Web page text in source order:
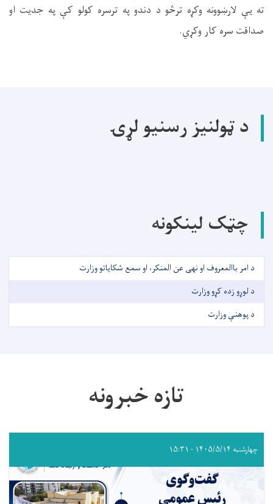
ته یې لارښوونه وکړه ترڅو د دندو په ترسره کولو کې په جدیت او
صداقت سره کار وکړي.
د ټولنیز رسنیو لړۍ
چټک لینکونه
د امر باالمعروف او نهی عن المنکر، او سمع شکایاتو وزارت
د لوړو زده کړو وزارت
د پوهنې وزارت
تازه خبرونه
چهارشنبه ۱۴۰۵/۵/۱۴ - ۱۵:۳۱